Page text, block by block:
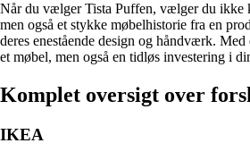
Når du vælger Tista Puffen, vælger du ikke
men også et stykke møbelhistorie fra en
deres enestående design og håndværk.
et møbel, men også en tidløs investering i
Komplet oversigt over
IKEA